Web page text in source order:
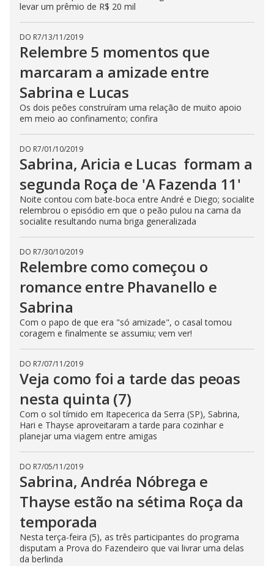
levar um prêmio de R$ 20 mil
DO R7/13/11/2019
Relembre 5 momentos que
marcaram a amizade entre
Sabrina e Lucas
Os dois peões construíram uma relação de muito apoio
em meio ao confinamento; confira
DO R7/01/10/2019
Sabrina, Aricia e Lucas formam a
segunda Roça de 'A Fazenda 11'
Noite contou com bate-boca entre André e Diego; socialite
relembrou o episódio em que o peão pulou na cama da
socialite resultando numa briga generalizada
DO R7/30/10/2019
Relembre como começou o
romance entre Phavanello e
Sabrina
Com o papo de que era "só amizade", o casal tomou
coragem e finalmente se assumiu; vem ver!
DO R7/07/11/2019
Veja como foi a tarde das peoas
nesta quinta (7)
Com o sol tímido em Itapecerica da Serra (SP), Sabrina,
Hari e Thayse aproveitaram a tarde para cozinhar e
planejar uma viagem entre amigas
DO R7/05/11/2019
Sabrina, Andréa Nóbrega e
Thayse estão na sétima Roça da
temporada
Nesta terça-feira (5), as três participantes do programa
disputam a Prova do Fazendeiro que vai livrar uma delas
da berlinda